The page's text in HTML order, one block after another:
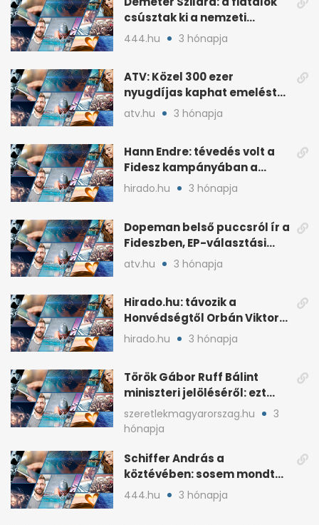
csúsztak ki a nemzeti
kultúrából
444.hu 3 hónapja
ATV: Közel 300 ezer
nyugdíjas kaphat emelést
idén a Tisza terve szerint
atv.hu 3 hónapja
Hann Endre: tévedés volt a
Fidesz kampányában a
háborús veszély
hirado.hu 3 hónapja
Dopeman belső puccsról ír a
Fideszben, EP-választási
árral
atv.hu 3 hónapja
Hirado.hu: távozik a
Honvédségtől Orbán Viktor
fia, Orbán Gáspár
hirado.hu 3 hónapja
Török Gábor Ruff Bálint
miniszteri jelöléséről: ezt
írta a posztjában
szeretlekmagyarorszag.hu
3
hónapja
Schiffer András a
köztévében: sosem mondta,
ki fog nyerni
444.hu 3 hónapja